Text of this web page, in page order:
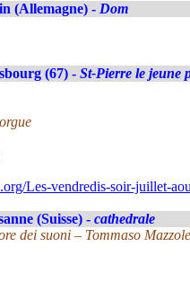
(Allemagne) - Dom
(67) - St-Pierre le jeune
Les-vendredis-soir-juillet-
(Suisse) - cathedrale
dei suoni – Tommaso